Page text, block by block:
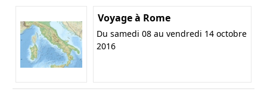
Voyage à Rome
Du samedi 08 au vendredi 14 octobre
2016